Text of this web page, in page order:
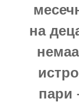
на
пари